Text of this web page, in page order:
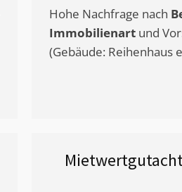
Hohe Nachfrage nach
Immobilienart und
(Gebäude: Reihenhaus